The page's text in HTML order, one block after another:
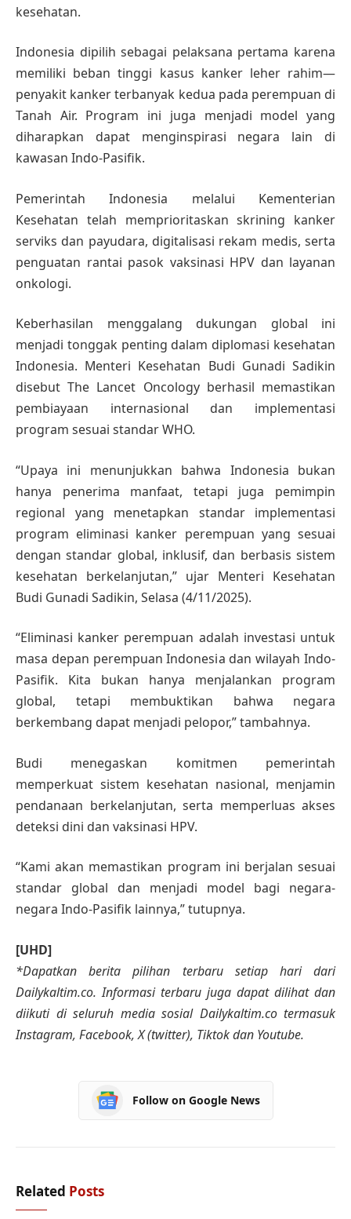
kesehatan.
Indonesia dipilih sebagai pelaksana pertama karena
memiliki beban tinggi kasus kanker leher rahim—
penyakit kanker terbanyak kedua pada perempuan di
Tanah Air. Program ini juga menjadi model yang
diharapkan dapat menginspirasi negara lain di
kawasan Indo-Pasifik.
Pemerintah Indonesia melalui Kementerian
Kesehatan telah memprioritaskan skrining kanker
serviks dan payudara, digitalisasi rekam medis, serta
penguatan rantai pasok vaksinasi HPV dan layanan
onkologi.
Keberhasilan menggalang dukungan global ini
menjadi tonggak penting dalam diplomasi kesehatan
Indonesia. Menteri Kesehatan Budi Gunadi Sadikin
disebut The Lancet Oncology berhasil memastikan
pembiayaan internasional dan implementasi
program sesuai standar WHO.
“Upaya ini menunjukkan bahwa Indonesia bukan
hanya penerima manfaat, tetapi juga pemimpin
regional yang menetapkan standar implementasi
program eliminasi kanker perempuan yang sesuai
dengan standar global, inklusif, dan berbasis sistem
kesehatan berkelanjutan,” ujar Menteri Kesehatan
Budi Gunadi Sadikin, Selasa (4/11/2025).
“Eliminasi kanker perempuan adalah investasi untuk
masa depan perempuan Indonesia dan wilayah Indo-
Pasifik. Kita bukan hanya menjalankan program
global, tetapi membuktikan bahwa negara
berkembang dapat menjadi pelopor,” tambahnya.
Budi menegaskan komitmen pemerintah
memperkuat sistem kesehatan nasional, menjamin
pendanaan berkelanjutan, serta memperluas akses
deteksi dini dan vaksinasi HPV.
“Kami akan memastikan program ini berjalan sesuai
standar global dan menjadi model bagi negara-
negara Indo-Pasifik lainnya,” tutupnya.
[UHD]
*Dapatkan berita pilihan terbaru setiap hari dari
Dailykaltim.co. Informasi terbaru juga dapat dilihat dan
diikuti di seluruh media sosial Dailykaltim.co termasuk
Instagram, Facebook, X (twitter), Tiktok dan Youtube.
Follow on Google News
Related Posts